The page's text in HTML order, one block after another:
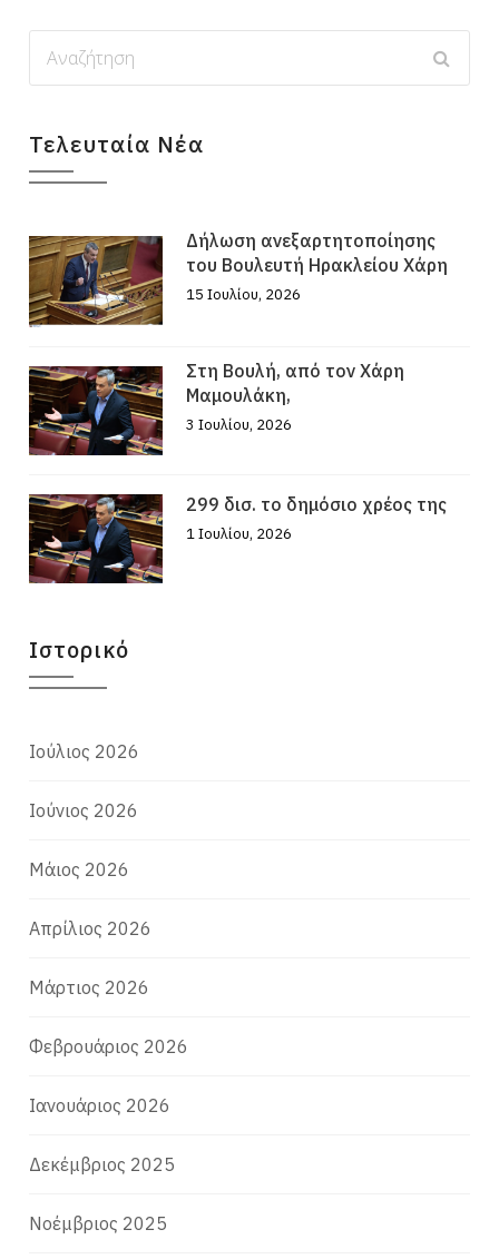
Τελευταία Νέα
Δήλωση ανεξαρτητοποίησης
του Βουλευτή Ηρακλείου Χάρη
15 Ιουλίου, 2026
Στη Βουλή, από τον Χάρη
Μαμουλάκη,
3 Ιουλίου, 2026
299 δισ. το δημόσιο χρέος της
1 Ιουλίου, 2026
Ιστορικό
Ιούλιος 2026
Ιούνιος 2026
Μάιος 2026
Απρίλιος 2026
Μάρτιος 2026
Φεβρουάριος 2026
Ιανουάριος 2026
Δεκέμβριος 2025
Νοέμβριος 2025